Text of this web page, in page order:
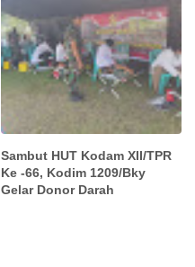
Sambut HUT Kodam XII/TPR
Ke -66, Kodim 1209/Bky
Gelar Donor Darah